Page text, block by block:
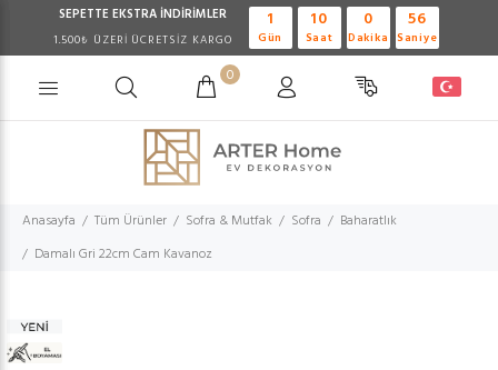
SEPETTE EKSTRA İNDİRİMLER
1.500₺ ÜZERİ ÜCRETSİZ KARGO
1
Gün
10
Saat
0
Dakika
56
Saniye
0
Anasayfa Tüm Ürünler Sofra & Mutfak Sofra
Baharatlık
Damalı Gri 22cm Cam Kavanoz